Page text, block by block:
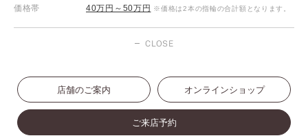
価格帯 40万円～50万円 ※価格は2本の指輪の合計額となります。
CLOSE
店舗のご案内 オンラインショップ
ご来店予約